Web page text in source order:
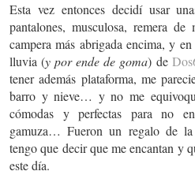
Esta vez entonces decidí usar
pantalones, musculosa, remera
campera más abrigada encima, y
lluvia (y por ende de goma) de
tener además plataforma, me
barro y nieve… y no me
cómodas y perfectas para no
gamuza… Fueron un regalo de la
tengo que decir que me encantan y
este día.